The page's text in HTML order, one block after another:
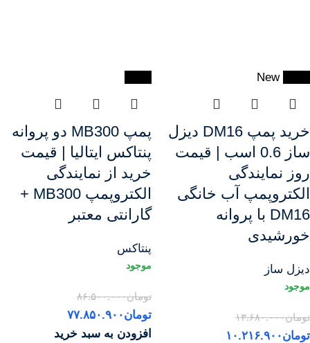
New
خرید پمپ DM16 دیزل
ساز 0.6 اسب | قیمت
روز نمایندگی
الکتروپمپ آب خانگی
DM16 با پروانه
خورشیدی
دیزل ساز
تومان۱۳.۶۸۰.۰۰۰
تومان۱۰.۲۱۶.۹۰۰
پمپ MB300 دو پروانه
پنتاکس ایتالیا | قیمت
خرید از نمایندگی
الکتروپمپ MB300 +
گارانتی معتبر
پنتاکس
تومان۸۶.۵۰۰.۰۰۰
تومان۷۷.۸۵۰.۹۰۰
افزودن به سبد خرید